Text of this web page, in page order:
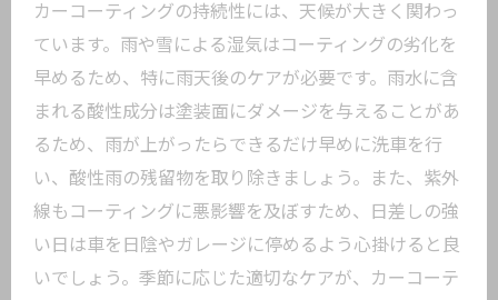
カーコーティングの持続性には、天候が大きく関わっ
ています。雨や雪による湿気はコーティングの劣化を
早めるため、特に雨天後のケアが必要です。雨水に含
まれる酸性成分は塗装面にダメージを与えることがあ
るため、雨が上がったらできるだけ早めに洗車を行
い、酸性雨の残留物を取り除きましょう。また、紫外
線もコーティングに悪影響を及ぼすため、日差しの強
い日は車を日陰やガレージに停めるよう心掛けると良
いでしょう。季節に応じた適切なケアが、カーコーテ